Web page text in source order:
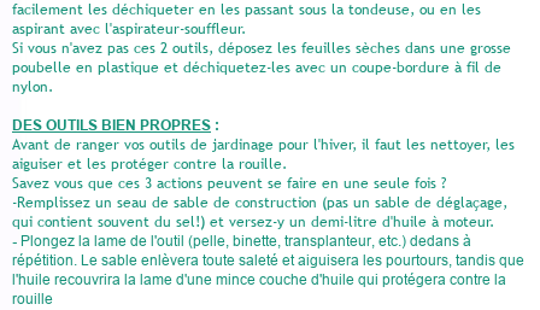
facilement les déchiqueter en les passant sous la tondeuse, ou en les
aspirant avec l'aspirateur-souffleur.
Si vous n'avez pas ces 2 outils, déposez les feuilles sèches dans une grosse
poubelle en plastique et déchiquetez-les avec un coupe-bordure à fil de
nylon.
DES OUTILS BIEN PROPRES :
Avant de ranger vos outils de jardinage pour l'hiver, il faut les nettoyer, les
aiguiser et les protéger contre la rouille.
Savez vous que ces 3 actions peuvent se faire en une seule fois ?
-Remplissez un seau de sable de construction (pas un sable de déglaçage,
qui contient souvent du sel!) et versez-y un demi-litre d'huile à moteur.
- Plongez la lame de l'outil (pelle, binette, transplanteur, etc.) dedans à
répétition. Le sable enlèvera toute saleté et aiguisera les pourtours, tandis que
l'huile recouvrira la lame d'une mince couche d'huile qui protégera contre la
rouille